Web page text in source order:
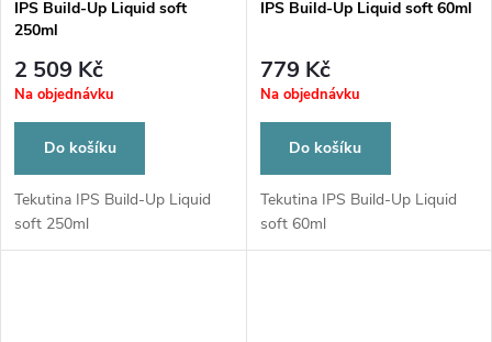
IPS Build-Up Liquid soft
250ml
2 509 Kč
Na objednávku
Do košíku
Tekutina IPS Build-Up Liquid
soft 250ml
IPS Build-Up Liquid soft 60ml
779 Kč
Na objednávku
Do košíku
Tekutina IPS Build-Up Liquid
soft 60ml